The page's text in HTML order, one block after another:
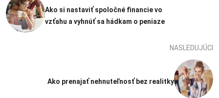
Ako si nastaviť spoločné financie vo
vzťahu a vyhnúť sa hádkam o peniaze
NASLEDUJÚCI
Ako prenajať nehnuteľnosť bez realitky